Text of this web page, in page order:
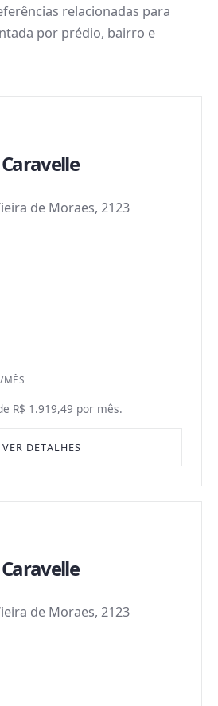
relacionadas para
por prédio, bairro e
de Moraes, 2123
/MÊS
R$ 1.919,49 por mês.
VER DETALHES
de Moraes, 2123